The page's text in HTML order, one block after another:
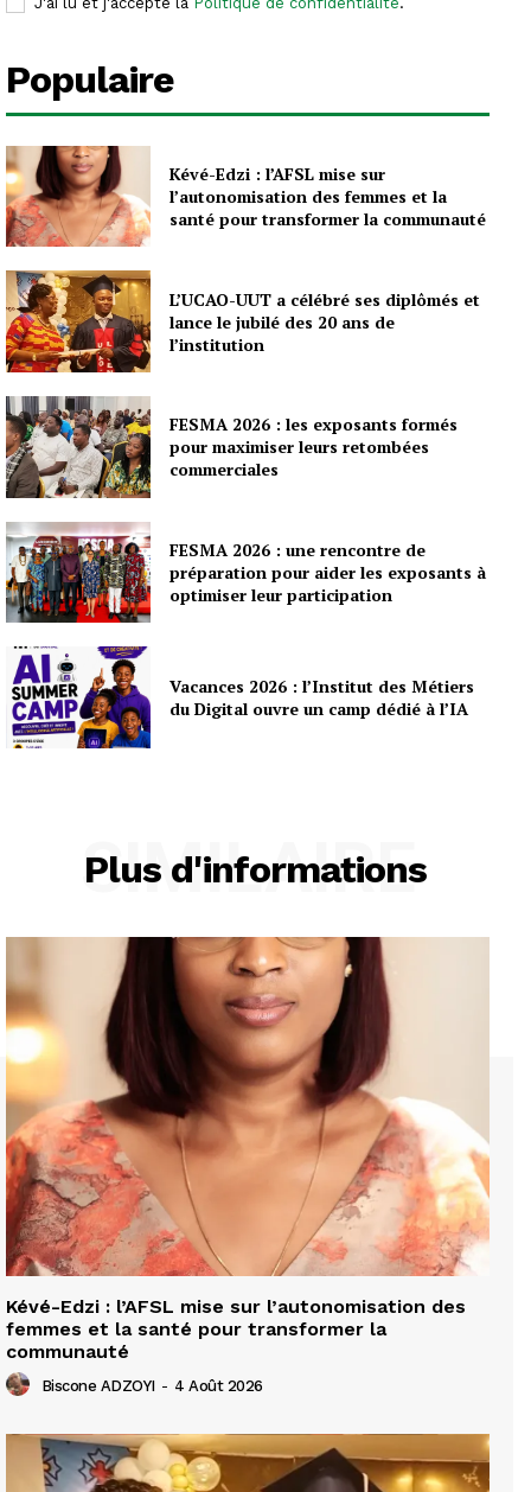
Populaire
Kévé-Edzi : l’AFSL mise sur
l’autonomisation des femmes et la
santé pour transformer la communauté
L’UCAO-UUT a célébré ses diplômés et
lance le jubilé des 20 ans de
l’institution
FESMA 2026 : les exposants formés
pour maximiser leurs retombées
commerciales
FESMA 2026 : une rencontre de
préparation pour aider les exposants à
optimiser leur participation
Vacances 2026 : l’Institut des Métiers
du Digital ouvre un camp dédié à l’IA
Plus d'informations
SIMILAIRE
Kévé-Edzi : l’AFSL mise sur l’autonomisation des
femmes et la santé pour transformer la
communauté
Biscone ADZOYI - 4 Août 2026